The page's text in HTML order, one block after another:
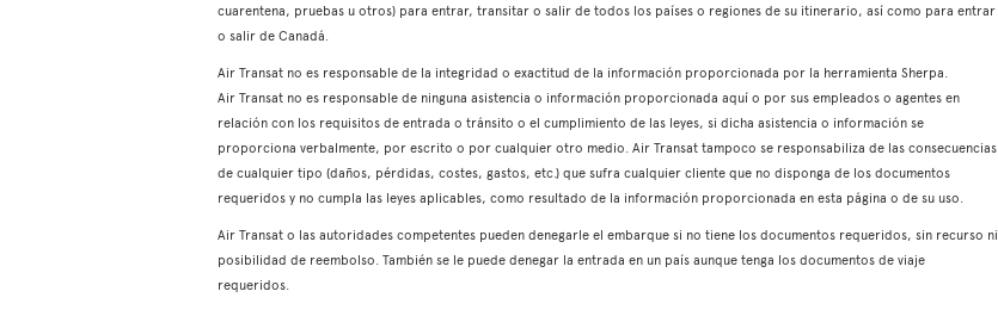
cuarentena, pruebas u otros) para entrar, transitar o salir de todos los países o regiones de su itinerario, así como para entrar
o salir de Canadá.
Air Transat no es responsable de la integridad o exactitud de la información proporcionada por la herramienta Sherpa.
Air Transat no es responsable de ninguna asistencia o información proporcionada aquí o por sus empleados o agentes en
relación con los requisitos de entrada o tránsito o el cumplimiento de las leyes, si dicha asistencia o información se
proporciona verbalmente, por escrito o por cualquier otro medio. Air Transat tampoco se responsabiliza de las consecuencias
de cualquier tipo (daños, pérdidas, costes, gastos, etc.) que sufra cualquier cliente que no disponga de los documentos
requeridos y no cumpla las leyes aplicables, como resultado de la información proporcionada en esta página o de su uso.
Air Transat o las autoridades competentes pueden denegarle el embarque si no tiene los documentos requeridos, sin recurso ni
posibilidad de reembolso. También se le puede denegar la entrada en un país aunque tenga los documentos de viaje
requeridos.